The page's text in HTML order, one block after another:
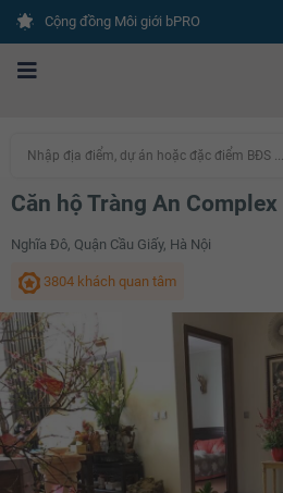
Cộng đồng Môi giới bPRO
Nhập địa điểm, dự án hoặc đặc điểm BĐS ...
Căn hộ Tràng An Complex
Nghĩa Đô, Quận Cầu Giấy, Hà Nội
3804 khách quan tâm